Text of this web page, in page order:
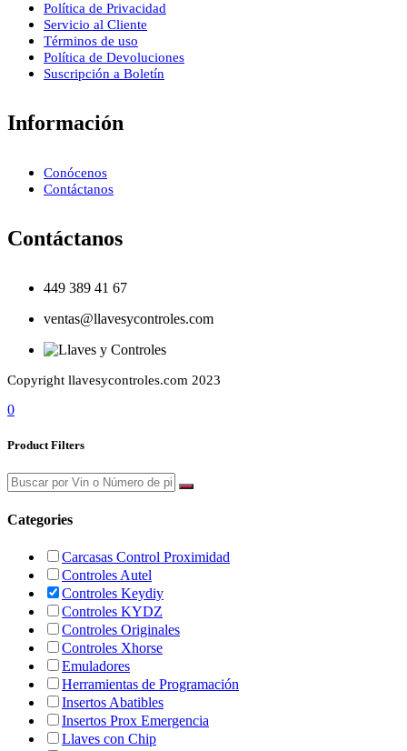
Política de Privacidad
Servicio al Cliente
Términos de uso
Política de Devoluciones
Suscripción a Boletín
Información
Conócenos
Contáctanos
Contáctanos
449 389 41 67
ventas@llavesycontroles.com
Copyright llavesycontroles.com 2023
0
Product Filters
Categories
Carcasas Control Proximidad
Controles Autel
Controles Keydiy
Controles KYDZ
Controles Originales
Controles Xhorse
Emuladores
Herramientas de Programación
Insertos Abatibles
Insertos Prox Emergencia
Llaves con Chip